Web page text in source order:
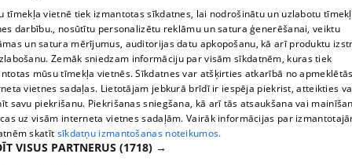
tīmekļa vietnē tiek izmantotas sīkdatnes, lai nodrošinātu un uzlabotu
darbību., nosūtītu personalizētu reklāmu un satura ģenerēšanai, veiktu
un satura mērījumus, auditorijas datu apkopošanu, kā arī produktu
Zemāk sniedzam informāciju par visām sīkdatnēm, kuras tiek
mūsu tīmekļa vietnēs. Sīkdatnes var atšķirties atkarībā no
vietnes sadaļas. Lietotājam jebkurā brīdī ir iespēja piekrist, atteikties
savu piekrišanu. Piekrišanas sniegšana, kā arī tās atsaukšana vai
uz visām interneta vietnes sadaļām. Vairāk informācijas par
skatīt sīkdatņu izmantošanas noteikumos.
VISUS PARTNERUS (1718) →